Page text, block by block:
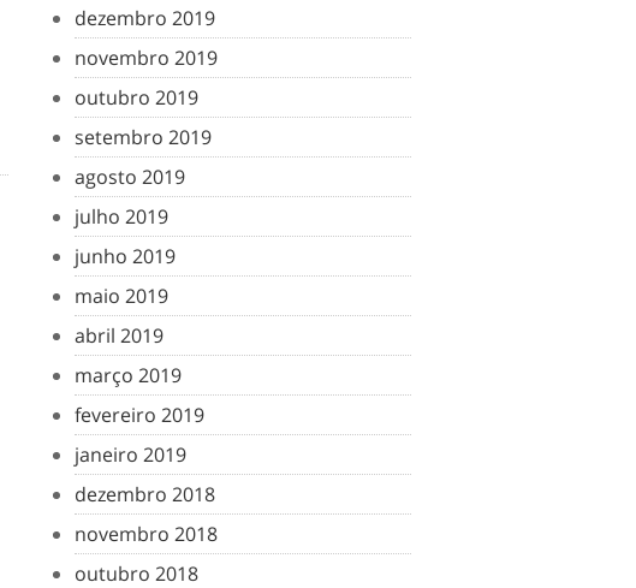
dezembro 2019
novembro 2019
outubro 2019
setembro 2019
agosto 2019
julho 2019
junho 2019
maio 2019
abril 2019
março 2019
fevereiro 2019
janeiro 2019
dezembro 2018
novembro 2018
outubro 2018